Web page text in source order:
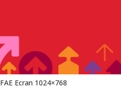
FAE Ecran 1024×768